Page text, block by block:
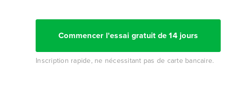
Commencer l'essai gratuit de 14 jours
Inscription rapide, ne nécessitant pas de carte bancaire.